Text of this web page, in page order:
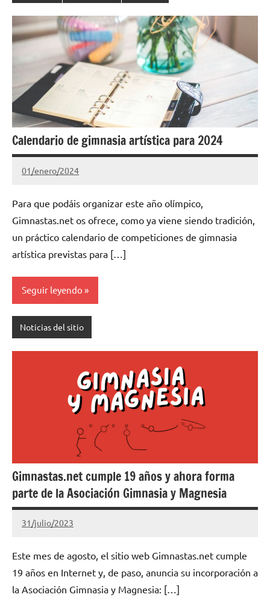
Calendario de gimnasia artística para 2024
01/enero/2024
Gimnastas.net
No
comentarios
Para que podáis organizar este año olímpico,
Gimnastas.net os ofrece, como ya viene siendo tradición,
un práctico calendario de competiciones de gimnasia
artística previstas para […]
Seguir leyendo
Noticias del sitio
Gimnastas.net cumple 19 años y ahora forma
parte de la Asociación Gimnasia y Magnesia
31/julio/2023
Gimnastas.net
No
comentarios
Este mes de agosto, el sitio web Gimnastas.net cumple
19 años en Internet y, de paso, anuncia su incorporación a
la Asociación Gimnasia y Magnesia: […]